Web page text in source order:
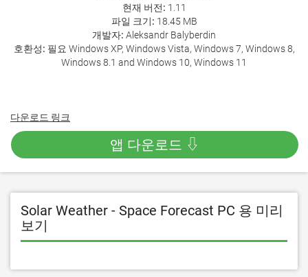
현재 버전: 1.11
파일 크기: 18.45 MB
개발자: Aleksandr Balyberdin
호환성: 필요 Windows XP, Windows Vista, Windows 7, Windows 8,
Windows 8.1 and Windows 10, Windows 11
다운로드 링크
앱 다운로드 ⇩
Solar Weather - Space Forecast PC 용 미리
보기